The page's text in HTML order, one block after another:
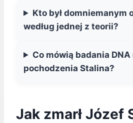
Kto był domniemanym
według jednej z teorii?
Co mówią badania
pochodzenia Stalina?
Jak zmarł Józef